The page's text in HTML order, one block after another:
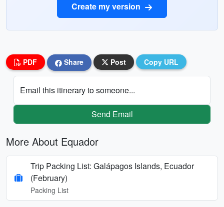
Create my version
PDF Share Post Copy URL
Email this itinerary to someone...
Send Email
More About Equador
Trip Packing List: Galápagos Islands, Ecuador
(February)
Packing List